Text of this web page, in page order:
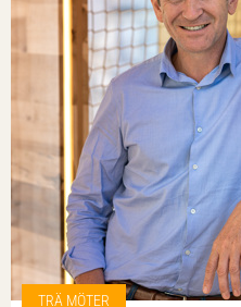
TRÄ MÖTER